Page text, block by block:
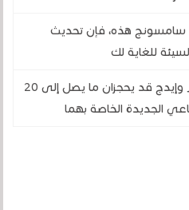
سامسونج هذه، فإن تحديث
ويندوز 11 .. متصفحا كروم وإيدج قد يحجزان ما يصل إلى 20
الجديدة الخاصة بهما